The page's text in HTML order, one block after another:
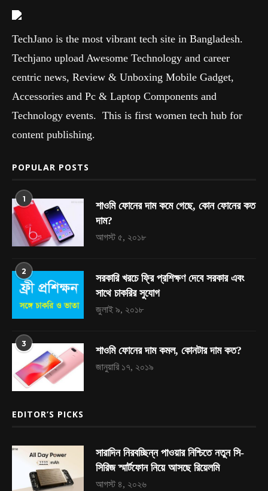
TechJano is the most vibrant tech site in Bangladesh.
Techjano upload Awesome Technology and career
centric news, Review & Unboxing Mobile Gadget,
Accessories and Pc & Laptop Components and
Technology events. This is first women tech hub for
content publishing.
POPULAR POSTS
1
শাওমি ফোনের দাম কমে গেছে, কোন ফোনের কত
দাম?
আগস্ট ৫, ২০১৮
2
সরকারি খরচে ফ্রি প্রশিক্ষণ দেবে সরকার এবং
সাথে চাকরির সুযোগ
জুলাই ৯, ২০১৮
3
শাওমি ফোনের দাম কমল, কোনটার দাম কত?
জানুয়ারি ১৭, ২০১৯
EDITOR’S PICKS
সারাদিন নিরবচ্ছিন্ন পাওয়ার নিশ্চিতে নতুন সি-
সিরিজ স্মার্টফোন নিয়ে আসছে রিয়েলমি
আগস্ট ৪, ২০২৬